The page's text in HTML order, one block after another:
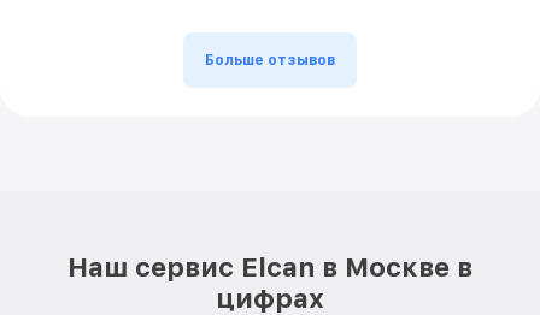
Больше отзывов
Наш сервис Elcan в Москве в
цифрах